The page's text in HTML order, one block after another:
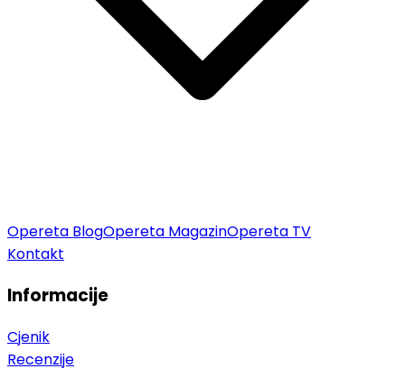
Opereta BlogOpereta MagazinOpereta TV
Kontakt
Informacije
Cjenik
Recenzije